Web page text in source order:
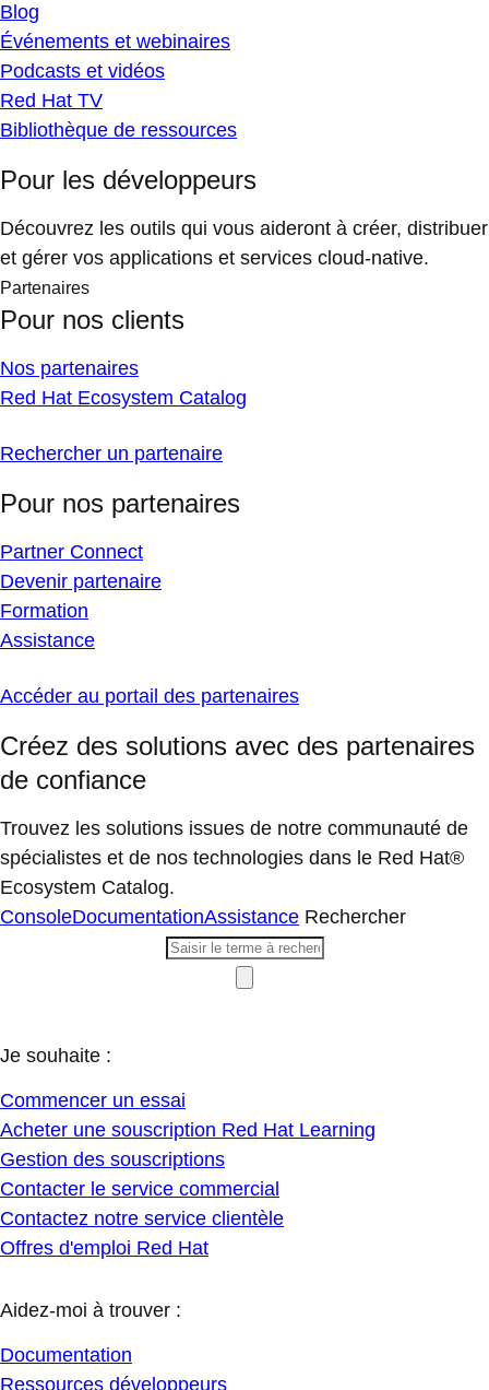
Blog
Événements et webinaires
Podcasts et vidéos
Red Hat TV
Bibliothèque de ressources
Pour les développeurs
Découvrez les outils qui vous aideront à créer, distribuer
et gérer vos applications et services cloud-native.
Partenaires
Pour nos clients
Nos partenaires
Red Hat Ecosystem Catalog
Rechercher un partenaire
Pour nos partenaires
Partner Connect
Devenir partenaire
Formation
Assistance
Accéder au portail des partenaires
Créez des solutions avec des partenaires
de confiance
Trouvez les solutions issues de notre communauté de
spécialistes et de nos technologies dans le Red Hat®
Ecosystem Catalog.
ConsoleDocumentationAssistance Rechercher
Je souhaite :
Commencer un essai
Acheter une souscription Red Hat Learning
Gestion des souscriptions
Contacter le service commercial
Contactez notre service clientèle
Offres d'emploi Red Hat
Aidez-moi à trouver :
Documentation
Ressources développeurs